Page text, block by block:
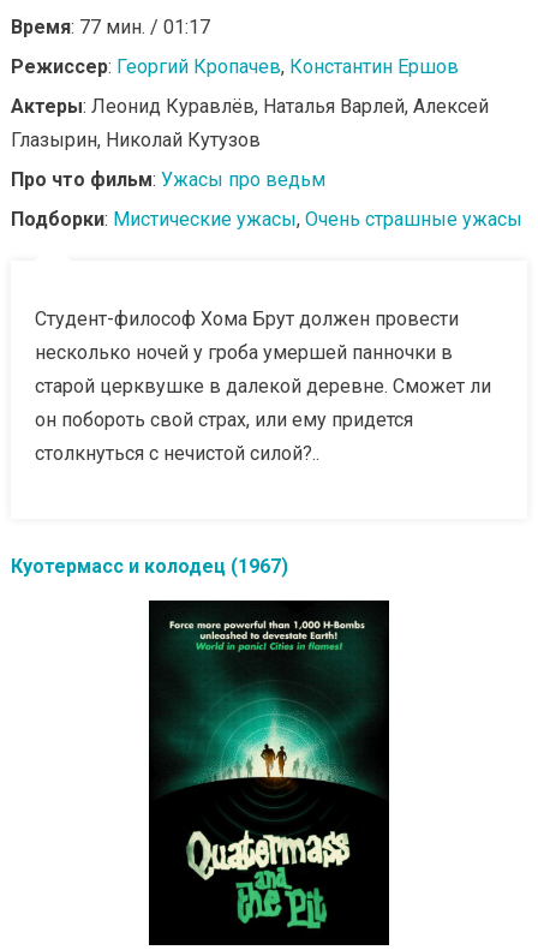
Время: 77 мин. / 01:17
Режиссер: Георгий Кропачев, Константин Ершов
Актеры: Леонид Куравлёв, Наталья Варлей, Алексей
Глазырин, Николай Кутузов
Про что фильм: Ужасы про ведьм
Подборки: Мистические ужасы, Очень страшные ужасы
Студент-философ Хома Брут должен провести
несколько ночей у гроба умершей панночки в
старой церквушке в далекой деревне. Сможет ли
он побороть свой страх, или ему придется
столкнуться с нечистой силой?..
Куотермасс и колодец (1967)